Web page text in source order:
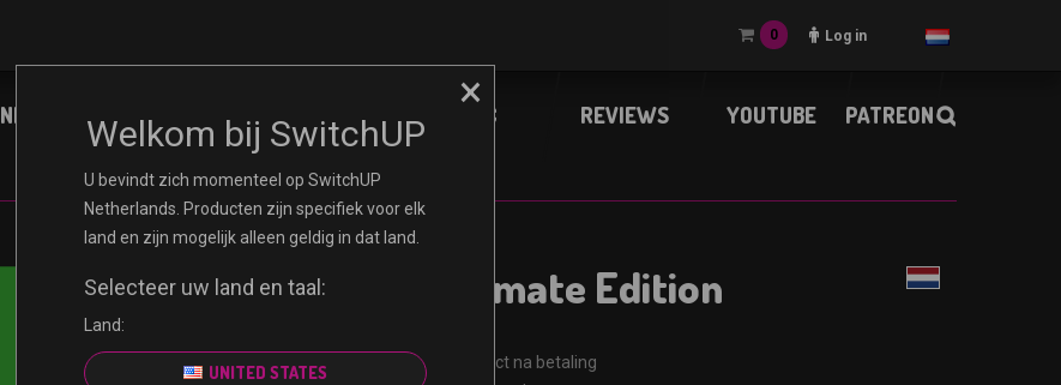
×
Welkom bij SwitchUP
U bevindt zich momenteel op SwitchUP
Netherlands. Producten zijn specifiek voor elk
land en zijn mogelijk alleen geldig in dat land.
Selecteer uw land en taal:
Land:
UNITED STATES
0 Log in
NINTENDO PLAYSTATION PC REVIEWS YOUTUBE PATREON
FIFA 22 Ultimate Edition
Ontvang uw code direct na betaling